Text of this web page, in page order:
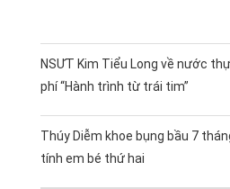
NSƯT Kim Tiểu Long về nước
phí “Hành trình từ trái tim”
Thúy Diễm khoe bụng bầu 7
tính em bé thứ hai